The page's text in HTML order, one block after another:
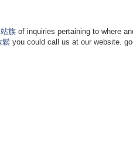
族 of inquiries pertaining to where
鬆 you could call us at our website.